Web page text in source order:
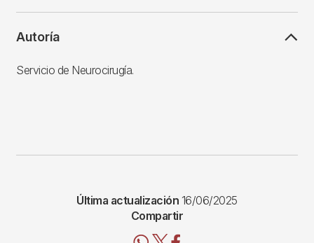
Autoría
Servicio de Neurocirugía.
Última actualización 16/06/2025
Compartir